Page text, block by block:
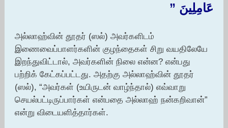
عَامِلِينَ ‏”‏
அல்லாஹ்வின் தூதர் (ஸல்) அவர்களிடம்
இணைவைப்பாளர்களின் குழந்தைகள் சிறு வயதிலேயே
இறந்துவிட்டால், அவர்களின் நிலை என்ன? என்பது
பற்றிக் கேட்கப்பட்டது. அதற்கு அல்லாஹ்வின் தூதர்
(ஸல்), “அவர்கள் (உயிருடன் வாழ்ந்தால்) எவ்வாறு
செயல்பட்டிருப்பார்கள் என்பதை அல்லாஹ் நன்கறிவான்”
என்று விடையளித்தார்கள்.